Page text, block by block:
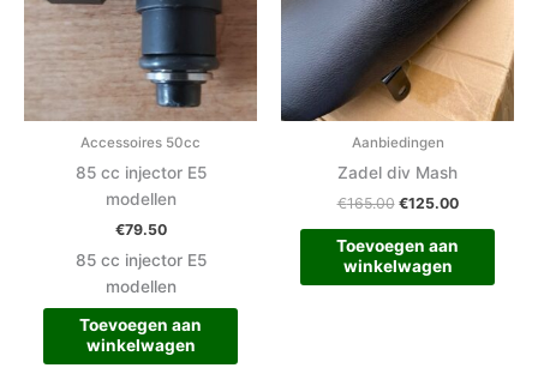
Accessoires 50cc
85 cc injector E5
modellen
€79.50
85 cc injector E5
modellen
Toevoegen aan
winkelwagen
Aanbiedingen
Zadel div Mash
€165.00 €125.00
Toevoegen aan
winkelwagen